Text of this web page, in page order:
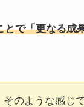
で「更なる成
そのような感じ